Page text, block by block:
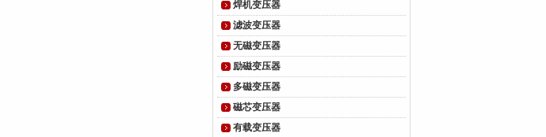
焊机变压器
滤波变压器
无磁变压器
励磁变压器
多磁变压器
磁芯变压器
有载变压器